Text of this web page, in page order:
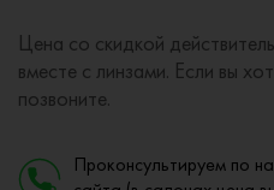
Цена со скидкой
вместе с линзами. Если вы
позвоните.
Проконсультируем по